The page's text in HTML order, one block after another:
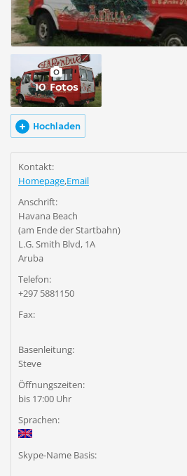
10 Fotos
Hochladen
Kontakt:
Homepage,Email
Anschrift:
Havana Beach
(am Ende der Startbahn)
L.G. Smith Blvd, 1A
Aruba
Telefon:
+297 5881150
Fax:
Basenleitung:
Steve
Öffnungszeiten:
bis 17:00 Uhr
Sprachen:
Skype-Name Basis: